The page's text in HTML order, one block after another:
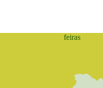
feiras